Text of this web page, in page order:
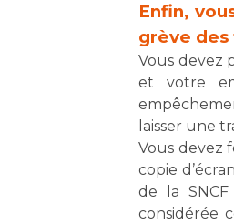
Enfin,
grève
Vous devez
et votre
laisser une
Vous devez
copie
de la
considérée